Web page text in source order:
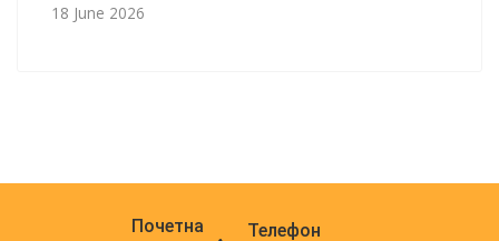
18 June 2026
Почетна
Телефон